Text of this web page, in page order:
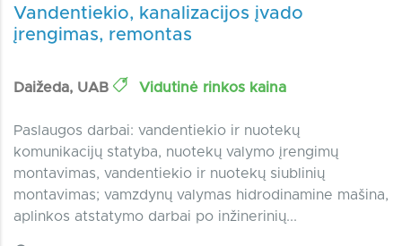
Vandentiekio, kanalizacijos įvado
įrengimas, remontas
Daižeda, UAB Vidutinė rinkos kaina
Paslaugos darbai: vandentiekio ir nuotekų
komunikacijų statyba, nuotekų valymo įrengimų
montavimas, vandentiekio ir nuotekų siublinių
montavimas; vamzdynų valymas hidrodinamine mašina,
aplinkos atstatymo darbai po inžinerinių...